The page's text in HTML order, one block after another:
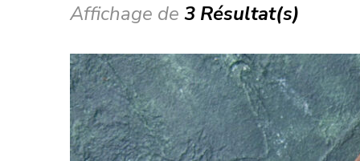
Affichage de 3 Résultat(s)